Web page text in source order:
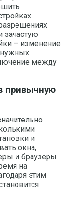
зачастую
– изменение
нужных
между
привычную
и
окна,
и браузеры
на
этим